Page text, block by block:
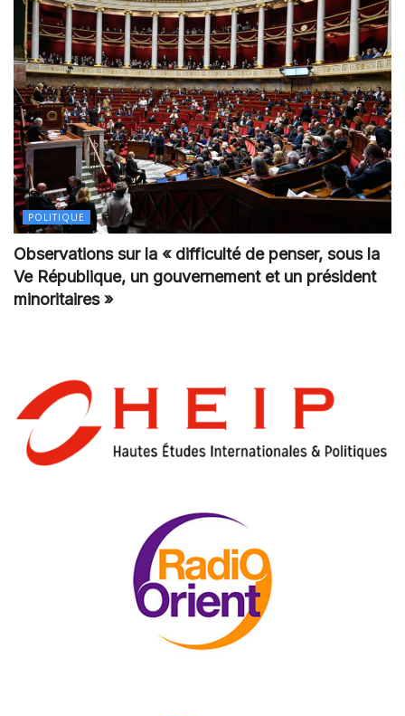
POLITIQUE
Observations sur la « difficulté de penser, sous la
Ve République, un gouvernement et un président
minoritaires »